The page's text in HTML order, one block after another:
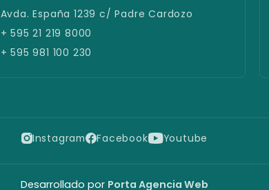
Avda. España 1239 c/ Padre Cardozo
+ 595 21 219 8000
+ 595 981 100 230
Instagram Facebook Youtube
Desarrollado por Porta Agencia Web